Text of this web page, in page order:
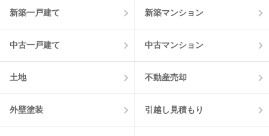
新築一戸建て 新築マンション
中古一戸建て 中古マンション
土地 不動産売却
外壁塗装 引越し見積もり